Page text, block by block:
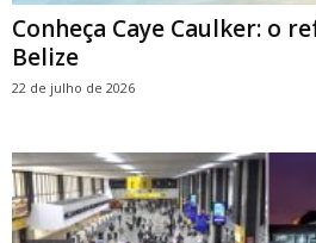
Conheça Caye Caulker: o
Belize
22 de julho de 2026